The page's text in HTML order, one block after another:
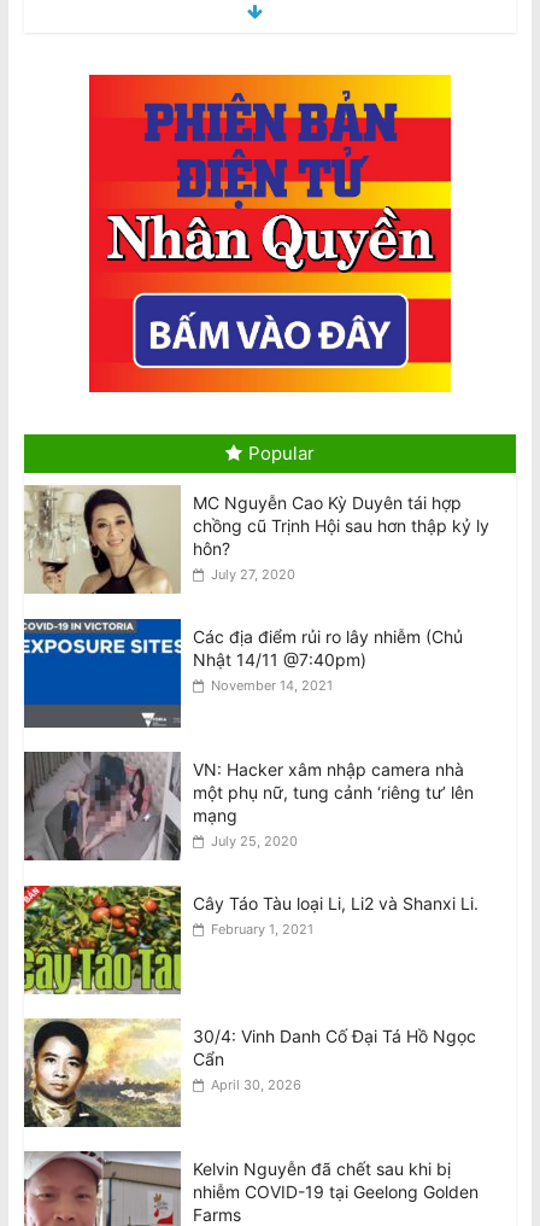
Úc chi $736 triệu mua 450 tên lửa
2026 Census là Bắt buộc: Có thể Phạt
$364 mỗi ngày nếu Không Hoàn
Thành, $3640 nếu Khai Sai
August 10, 2026
2026 Census Is Compulsory: $364
Daily Fine for Failure to Complete,
$3640 Penalty for False Information
August 10, 2026
Hai máy bay Jetstar và Qatar suýt va
August 10, 2026
Tô Lâm dự Diễn đàn Tech Connect tại
Sydney, đối mặt các cuộc biểu tình
khắp Úc
August 10, 2026
Tổng Bí thư kiêm Chủ tịch nước Tô
Lâm đến Sydney tối 9/8, bắt đầu
chuyến thăm Úc
Cộng đồng tập hợp đòi công lý sau
cái chết của chủ cửa hàng được yêu
mến Trương Văn Việt
August 10, 2026
Popular
MC Nguyễn Cao Kỳ Duyên tái hợp
chồng cũ Trịnh Hội sau hơn thập kỷ ly
hôn?
July 27, 2020
Các địa điểm rủi ro lây nhiễm (Chủ
Nhật 14/11 @7:40pm)
November 14, 2021
VN: Hacker xâm nhập camera nhà
một phụ nữ, tung cảnh ‘riêng tư’ lên
mạng
July 25, 2020
Cây Táo Tàu loại Li, Li2 và Shanxi Li.
February 1, 2021
30/4: Vinh Danh Cố Đại Tá Hồ Ngọc
Cẩn
April 30, 2026
Kelvin Nguyễn đã chết sau khi bị
nhiễm COVID-19 tại Geelong Golden
Farms